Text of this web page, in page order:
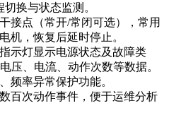
换与状态监测。
接点（常开/常闭可选），常用
机，恢复后延时停止。
示灯显示电源状态及故障类
压、电流、动作次数等数据。
频率异常保护功能。
百次动作事件，便于运维分析